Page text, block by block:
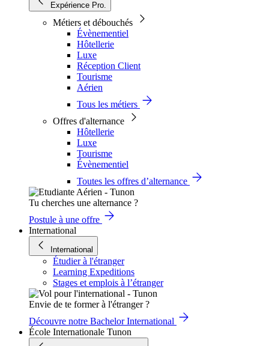
Expérience Pro.
Métiers et débouchés
Évènementiel
Hôtellerie
Luxe
Réception Client
Tourisme
Aérien
Tous les métiers
Offres d'alternance
Hôtellerie
Luxe
Tourisme
Évènementiel
Toutes les offres d’alternance
Tu cherches une alternance ?
Postule à une offre
International
International
Étudier à l'étranger
Learning Expeditions
Stages et emplois à l’étranger
Envie de te former à l'étranger ?
Découvre notre Bachelor International
École Internationale Tunon